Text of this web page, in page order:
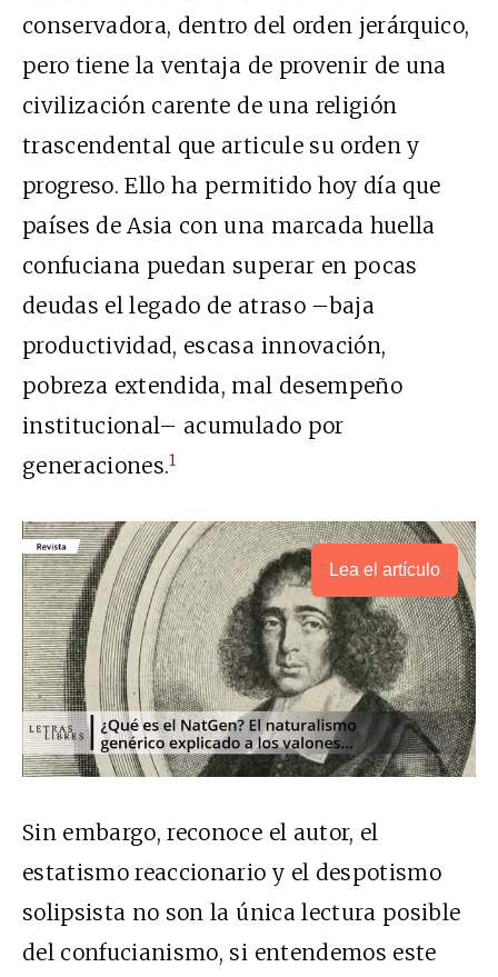
conservadora, dentro del orden jerárquico,
pero tiene la ventaja de provenir de una
civilización carente de una religión
trascendental que articule su orden y
progreso. Ello ha permitido hoy día que
países de Asia con una marcada huella
confuciana puedan superar en pocas
deudas el legado de atraso –baja
productividad, escasa innovación,
pobreza extendida, mal desempeño
institucional– acumulado por
generaciones.1
Lea el artículo
Sin embargo, reconoce el autor, el
estatismo reaccionario y el despotismo
solipsista no son la única lectura posible
del confucianismo, si entendemos este